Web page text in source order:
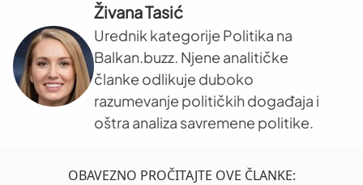
Živana Tasić
Urednik kategorije Politika na
Balkan.buzz. Njene analitičke
članke odlikuje duboko
razumevanje političkih događaja i
oštra analiza savremene politike.
OBAVEZNO PROČITAJTE OVE ČLANKE: